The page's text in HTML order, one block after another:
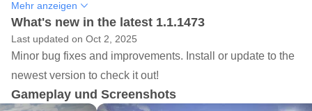
Deine Fahrzeugflotte. Erforsche eine komplett neue Karte
und schalte mit Deinem wachsenden Unternehmen neue
Aufträge und Fahrzeuge frei.
BAU-SIMULATOR GOES EUROPE
Erforsche eine 10km² große, liebevoll an das idyllische
Mehr anzeigen
What's new in the latest 1.1.1473
Last updated on Oct 2, 2025
Minor bug fixes and improvements. Install or update to the
newest version to check it out!
Gameplay und Screenshots